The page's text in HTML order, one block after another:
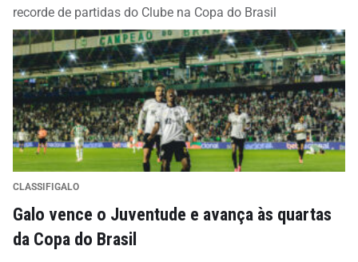
recorde de partidas do Clube na Copa do Brasil
CLASSIFIGALO
Galo vence o Juventude e avança às quartas
da Copa do Brasil